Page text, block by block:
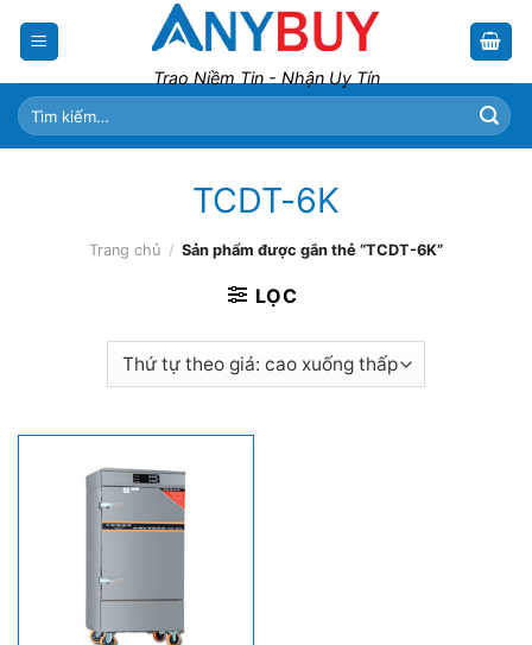
Trao Niềm Tin - Nhận Uy Tín
Tìm
kiếm:
TCDT-6K
Trang chủ / Sản phẩm được gắn thẻ “TCDT-6K”
LỌC